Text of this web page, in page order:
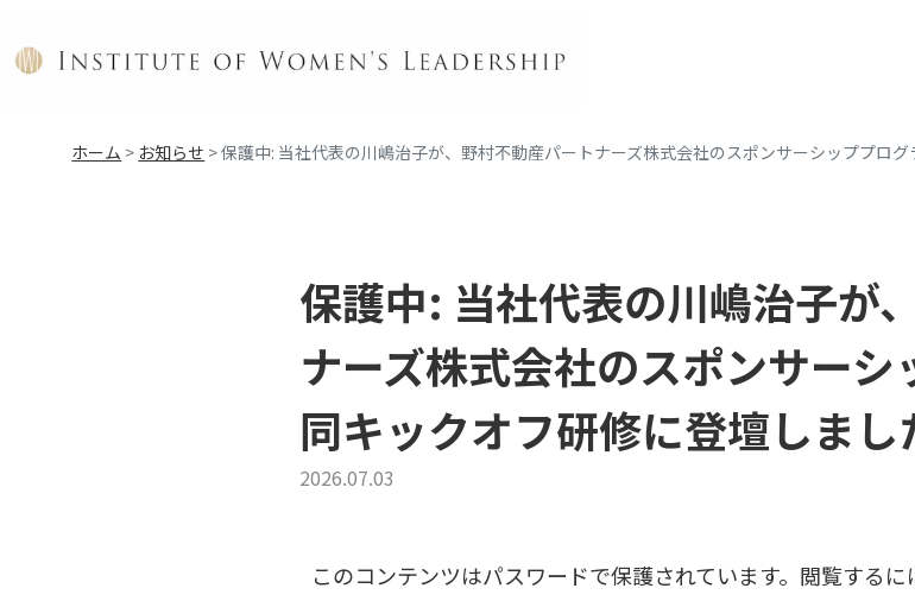
ホーム > お知らせ >保護中: 当社代表の川嶋治子が、野村不動産パートナーズ株式会社のスポンサーシッププログ
保護中: 当社代表の川嶋治子が
ナーズ株式会社のスポンサー
同キックオフ研修に登壇しまし
2026.07.03
このコンテンツはパスワードで保護されています。閲覧する